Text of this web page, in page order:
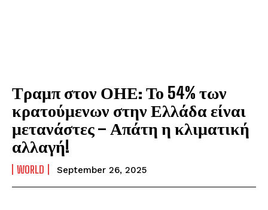
Τραμπ στον ΟΗΕ: Το 54% των
κρατούμενων στην Ελλάδα είναι
μετανάστες – Απάτη η κλιματική
αλλαγή!
WORLD September 26, 2025